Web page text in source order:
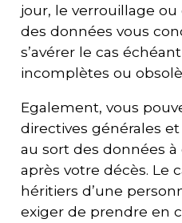
jour, le verrouillage
des données vous
s’avérer le cas
incomplètes ou
Egalement, vous
directives générales
au sort des données
après votre décès. Le
héritiers d’une
exiger de prendre en